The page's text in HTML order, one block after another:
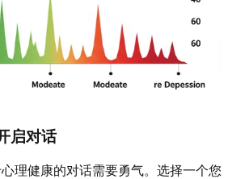
启对话
理健康的对话需要勇气。选择一个您